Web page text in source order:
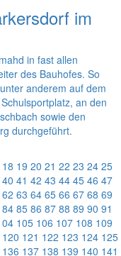
im
in fast allen
des Bauhofes. So
anderem auf dem
an den
sowie den
durchgeführt.
18 19 20 21 22 23 24 25
40 41 42 43 44 45 46 47
62 63 64 65 66 67 68 69
84 85 86 87 88 89 90 91
105 106 107 108 109
120 121 122 123 124 125
136 137 138 139 140 141